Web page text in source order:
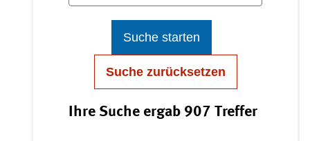
Suche starten
Suche zurücksetzen
Ihre Suche ergab 907 Treffer